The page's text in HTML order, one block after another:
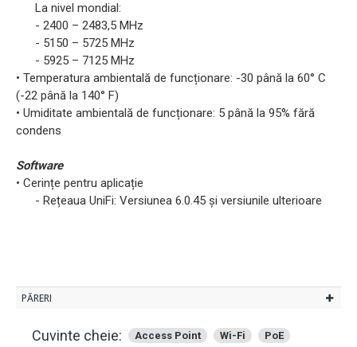
La nivel mondial:
- 2400 – 2483,5 MHz
- 5150 – 5725 MHz
- 5925 – 7125 MHz
• Temperatura ambientală de funcționare: -30 până la 60° C
(-22 până la 140° F)
• Umiditate ambientală de funcționare: 5 până la 95% fără
condens
Software
• Cerințe pentru aplicație
- Rețeaua UniFi: Versiunea 6.0.45 și versiunile ulterioare
PĂRERI
Cuvinte cheie: Access Point Wi-Fi PoE